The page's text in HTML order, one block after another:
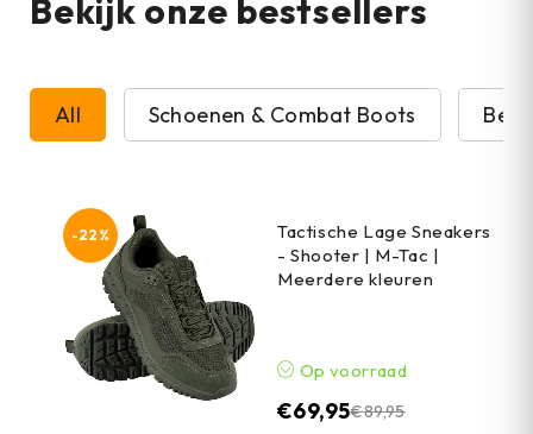
Bekijk onze bestsellers
All Schoenen & Combat Boots
-22%
Tactische Lage Sneakers
- Shooter | M-Tac |
Meerdere kleuren
Op voorraad
€89,95
€69,95